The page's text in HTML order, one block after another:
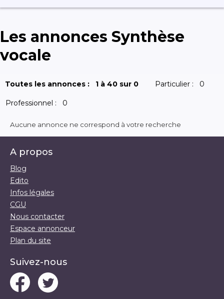
Les annonces Synthèse
vocale
Toutes les annonces : 1 à 40 sur 0 Particulier : 0
Professionnel : 0
Aucune annonce ne correspond à votre recherche
A propos
Blog
Edito
Infos légales
CGU
Nous contacter
Espace annonceur
Plan du site
Suivez-nous